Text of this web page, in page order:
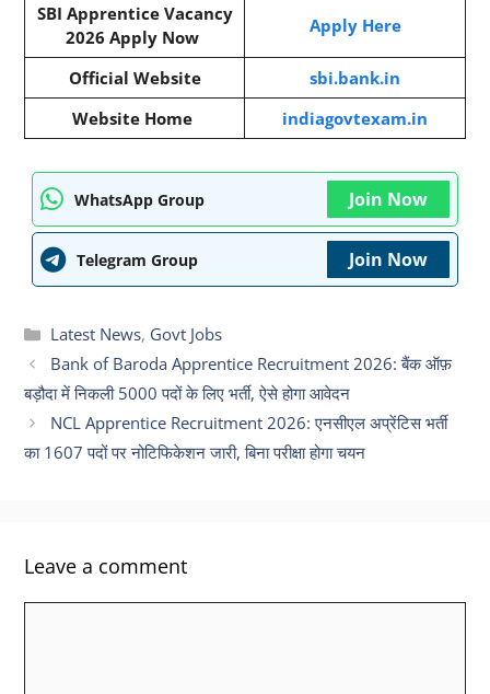
SBI Apprentice Vacancy
2026 Apply Now
Apply Here
Official Website
sbi.bank.in
Website Home
indiagovtexam.in
WhatsApp Group Join Now
Telegram Group Join Now
Categories
Latest News, Govt Jobs
Bank of Baroda Apprentice Recruitment 2026: बैंक ऑफ़
बड़ौदा में निकली 5000 पदों के लिए भर्ती, ऐसे होगा आवेदन
NCL Apprentice Recruitment 2026: एनसीएल अप्रेंटिस भर्ती
का 1607 पदों पर नोटिफिकेशन जारी, बिना परीक्षा होगा चयन
Leave a comment